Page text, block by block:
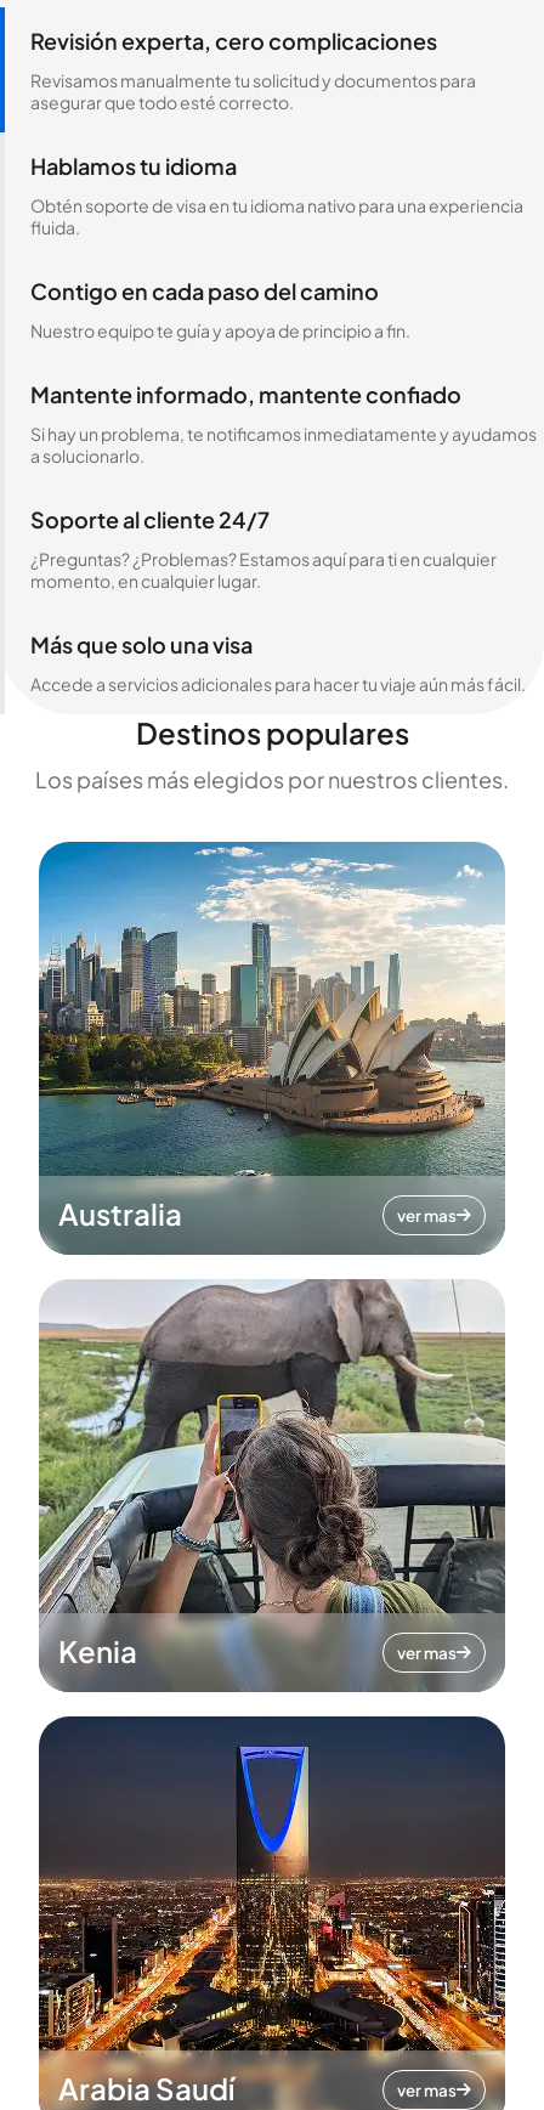
Revisión experta, cero complicaciones
Revisamos manualmente tu solicitud y documentos para
asegurar que todo esté correcto.
Hablamos tu idioma
Obtén soporte de visa en tu idioma nativo para una experiencia
fluida.
Contigo en cada paso del camino
Nuestro equipo te guía y apoya de principio a fin.
Mantente informado, mantente confiado
Si hay un problema, te notificamos inmediatamente y ayudamos
a solucionarlo.
Soporte al cliente 24/7
¿Preguntas? ¿Problemas? Estamos aquí para ti en cualquier
momento, en cualquier lugar.
Más que solo una visa
Accede a servicios adicionales para hacer tu viaje aún más fácil.
Destinos populares
Los países más elegidos por nuestros clientes.
Australia ver mas
Kenia ver mas
Arabia Saudí ver mas